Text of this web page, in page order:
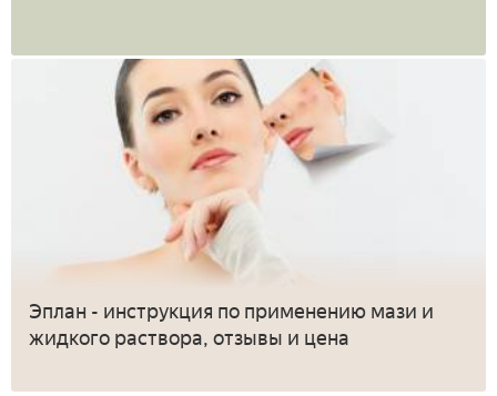
Эплан - инструкция по применению мази и
жидкого раствора, отзывы и цена